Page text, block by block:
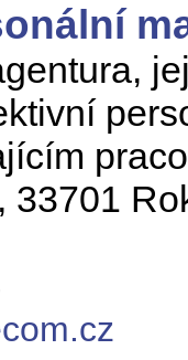
33701